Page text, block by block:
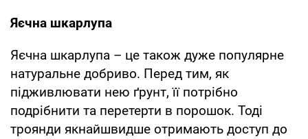
Яєчна шкарлупа
Яєчна шкарлупа – це також дуже популярне
натуральне добриво. Перед тим, як
підживлювати нею ґрунт, її потрібно
подрібнити та перетерти в порошок. Тоді
троянди якнайшвидше отримають доступ до